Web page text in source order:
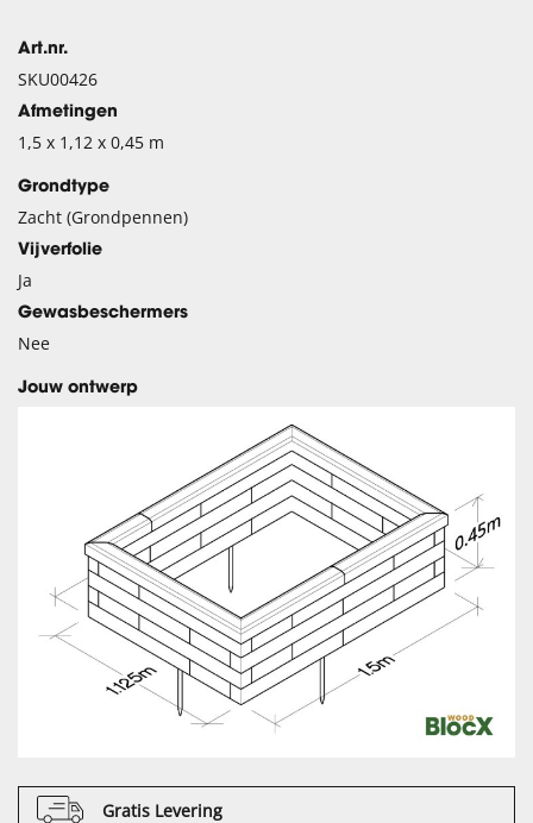
Art.nr.
SKU00426
Afmetingen
1,5 x 1,12 x 0,45 m
Grondtype
Zacht (Grondpennen)
Vijverfolie
Ja
Gewasbeschermers
Nee
Jouw ontwerp
Gratis Levering